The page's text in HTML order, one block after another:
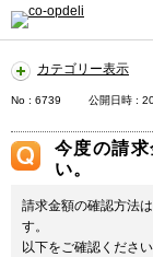
カテゴリー表示
No : 6739 公開日時 :
今度の請
い。
請求金額の確認方法
す。
以下をご確認ください